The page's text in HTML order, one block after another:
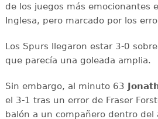
de los juegos más emocionantes
Inglesa, pero marcado por los
Los Spurs llegaron estar 3-0
que parecía una goleada amplia.
Sin embargo, al minuto 63
el 3-1 tras un error de Fraser
balón a un compañero dentro del